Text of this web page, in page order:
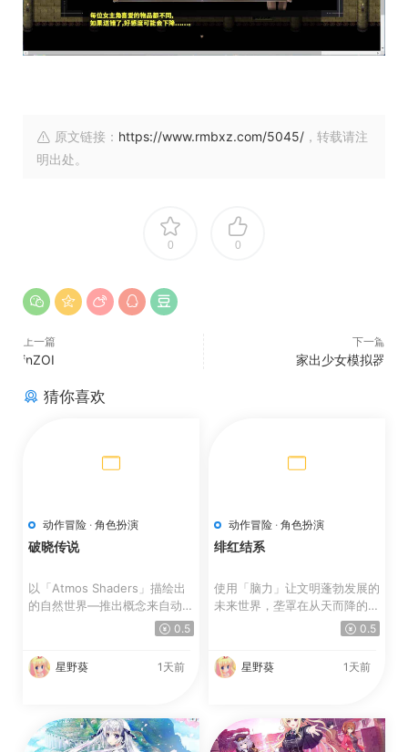
原文链接： https://www.rmbxz.com/5045/ ，转载请注
明出处。
0 0
上一篇
inZOI
下一篇
家出少女模拟器
猜你喜欢
动作冒险 · 角色扮演
破晓传说
以「Atmos Shaders」描绘出
的自然世界—推出概念来自动画
风格与水彩画的全新图像着...0.5
星野葵 1天前
动作冒险 · 角色扮演
绯红结系
使用「脑力」让文明蓬勃发展的
未来世界，垄罩在从天而降的
0.5
星野葵 1天前